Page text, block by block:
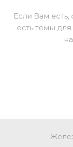
Если Вам
есть темы